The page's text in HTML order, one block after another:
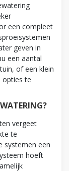
een compleet
geven in
een aantal
of een klein
opties te
vergeet
te
systemen een
hoeft